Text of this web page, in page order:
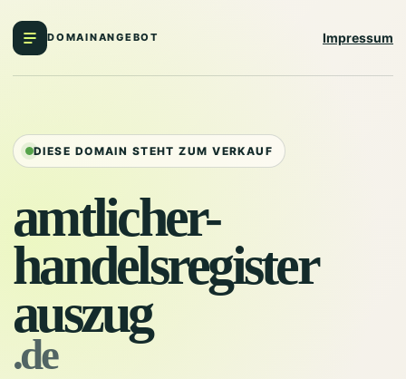
DOMAINANGEBOT Impressum
DIESE DOMAIN STEHT ZUM VERKAUF
amtlicher-
handelsregister
auszug
.de